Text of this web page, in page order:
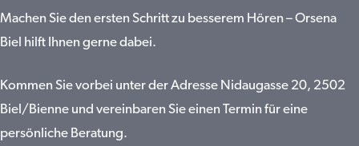
Machen Sie den ersten Schritt zu besserem Hören – Orsena
Biel hilft Ihnen gerne dabei.
Kommen Sie vorbei unter der Adresse Nidaugasse 20, 2502
Biel/Bienne und vereinbaren Sie einen Termin für eine
persönliche Beratung.